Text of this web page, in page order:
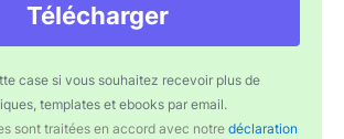
Télécharger
case si vous souhaitez recevoir plus de
templates et ebooks par email.
sont traitées en accord avec notre déclaration